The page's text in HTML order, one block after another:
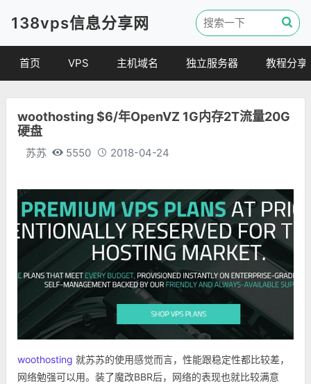
138vps信息分享网
首页 VPS
便宜VPS
主机域名
虚拟主机
独立服务器 教程分享
建站教程
woothosting $6/年OpenVZ 1G内存2T流量20G
硬盘
苏苏 5550 2018-04-24
woothosting 就苏苏的使用感觉而言，性能跟稳定性都比较差，
网络勉强可以用。装了魔改BBR后，网络的表现也就比较满意